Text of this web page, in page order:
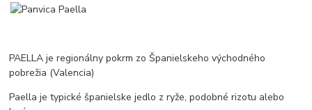
PAELLA je regionálny pokrm zo Španielskeho východného
pobrežia (Valencia)
Paella je typické španielske jedlo z ryže, podobné rizotu alebo